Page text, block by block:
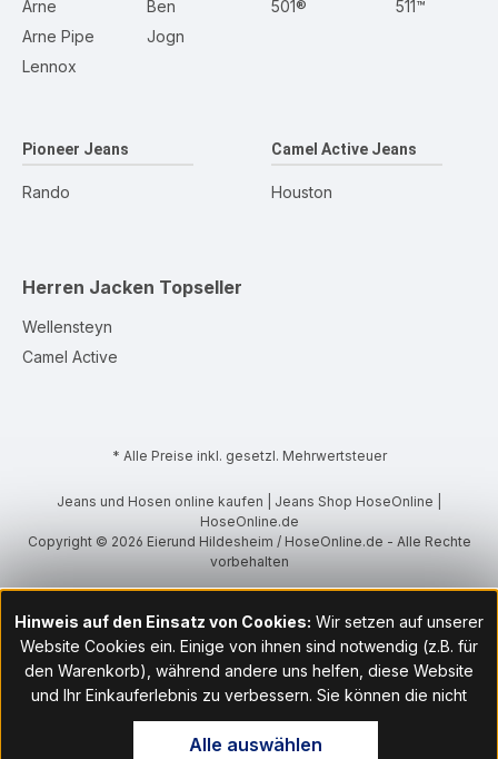
Arne
Arne Pipe
Lennox
Ben
Jogn
501® 511™
Pioneer Jeans
Rando
Camel Active Jeans
Houston
Herren Jacken Topseller
Wellensteyn
Camel Active
* Alle Preise inkl. gesetzl. Mehrwertsteuer
Jeans und Hosen online kaufen | Jeans Shop HoseOnline |
HoseOnline.de
Copyright © 2026 Eierund Hildesheim / HoseOnline.de - Alle Rechte
vorbehalten
Hinweis auf den Einsatz von Cookies: Wir setzen auf unserer
Website Cookies ein. Einige von ihnen sind notwendig (z.B. für
den Warenkorb), während andere uns helfen, diese Website
und Ihr Einkauferlebnis zu verbessern. Sie können die nicht
notwendigen Cookies mit Klick auf „OK“ akzeptieren oder per
Klick auf "Nur technisch notwendige akzeptieren" ablehnen. Den
Alle auswählen